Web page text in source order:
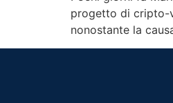
progetto di cripto-
nonostante la